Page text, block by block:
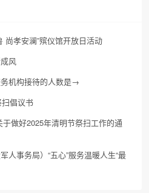
尚孝安澜”殡仪馆开放日活动
风
机构接待的人数是→
倡议书
做好2025年清明节祭扫工作的通
人事务局）“五心”服务温暖人生“最